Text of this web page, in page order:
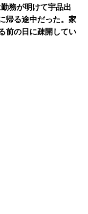
務が明けて宇品出
帰る途中だった。家
前の日に疎開してい